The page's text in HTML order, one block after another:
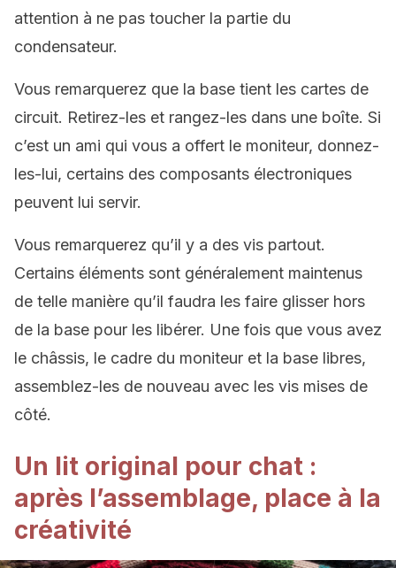
attention à ne pas toucher la partie du
condensateur.
Vous remarquerez que la base tient les cartes de
circuit. Retirez-les et rangez-les dans une boîte. Si
c’est un ami qui vous a offert le moniteur, donnez-
les-lui, certains des composants électroniques
peuvent lui servir.
Vous remarquerez qu’il y a des vis partout.
Certains éléments sont généralement maintenus
de telle manière qu’il faudra les faire glisser hors
de la base pour les libérer. Une fois que vous avez
le châssis, le cadre du moniteur et la base libres,
assemblez-les de nouveau avec les vis mises de
côté.
Un lit original pour chat :
après l’assemblage, place à la
créativité